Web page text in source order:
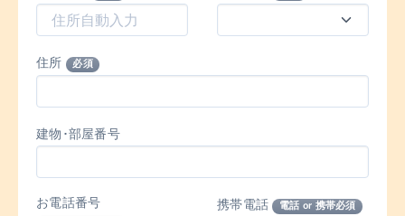
住所 必須
建物･部屋番号
お電話番号 携帯電話 電話 or 携帯必須